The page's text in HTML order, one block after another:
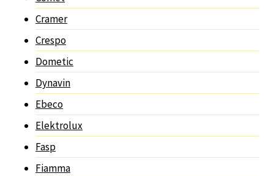
Cramer
Crespo
Dometic
Dynavin
Ebeco
Elektrolux
Fasp
Fiamma